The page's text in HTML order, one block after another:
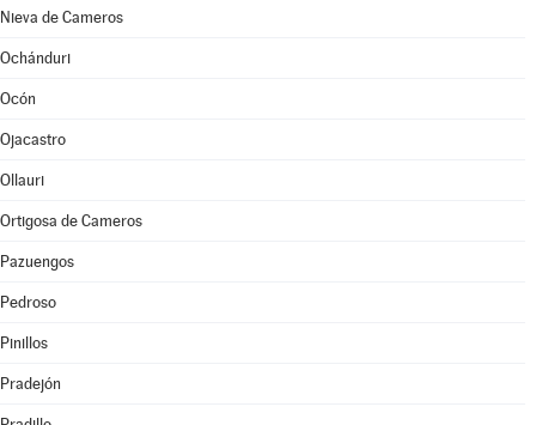
Nieva de Cameros
Ochánduri
Ocón
Ojacastro
Ollauri
Ortigosa de Cameros
Pazuengos
Pedroso
Pinillos
Pradejón